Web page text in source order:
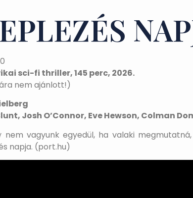
sci-fi thriller, 145 perc, 2026.
nem ajánlott!)
Josh O’Connor, Eve Hewson, Colman
nem vagyunk egyedül, ha valaki
napja. (port.hu)